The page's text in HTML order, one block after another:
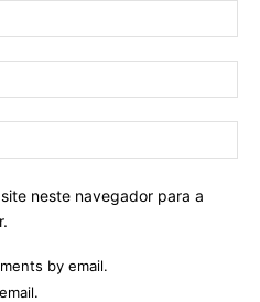
neste navegador para a
by email.